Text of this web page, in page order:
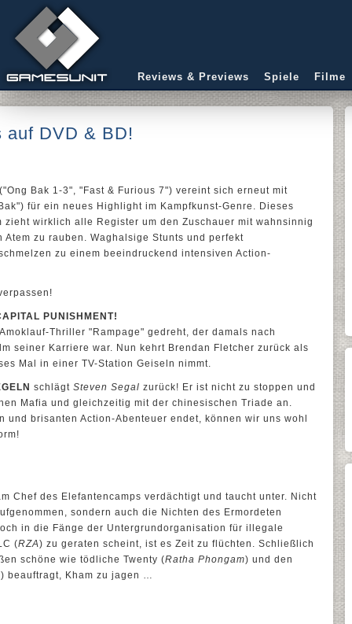
Reviews & Previews Spiele Filme
auf DVD & BD!
Bak 1-3", "Fast & Furious 7") vereint sich erneut mit
für ein neues Highlight im Kampfkunst-Genre. Dieses
zieht wirklich alle Register um den Zuschauer mit wahnsinnig
zu rauben. Waghalsige Stunts und perfekt
zu einem beeindruckend intensiven Action-
PUNISHMENT!
Thriller "Rampage" gedreht, der damals nach
seiner Karriere war. Nun kehrt Brendan Fletcher zurück als
Mal in einer TV-Station Geiseln nimmt.
schlägt Steven Segal zurück! Er ist nicht zu stoppen und
Mafia und gleichzeitig mit der chinesischen Triade an.
und brisanten Action-Abenteuer endet, können wir uns wohl
Chef des Elefantencamps verdächtigt und taucht unter. Nicht
sondern auch die Nichten des Ermordeten
in die Fänge der Untergrundorganisation für illegale
(RZA) zu geraten scheint, ist es Zeit zu flüchten. Schließlich
schöne wie tödliche Twenty (Ratha Phongam) und den
beauftragt, Kham zu jagen …